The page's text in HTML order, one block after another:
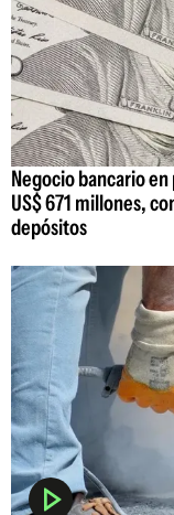
Negocio bancario
US$ 671 millones,
depósitos